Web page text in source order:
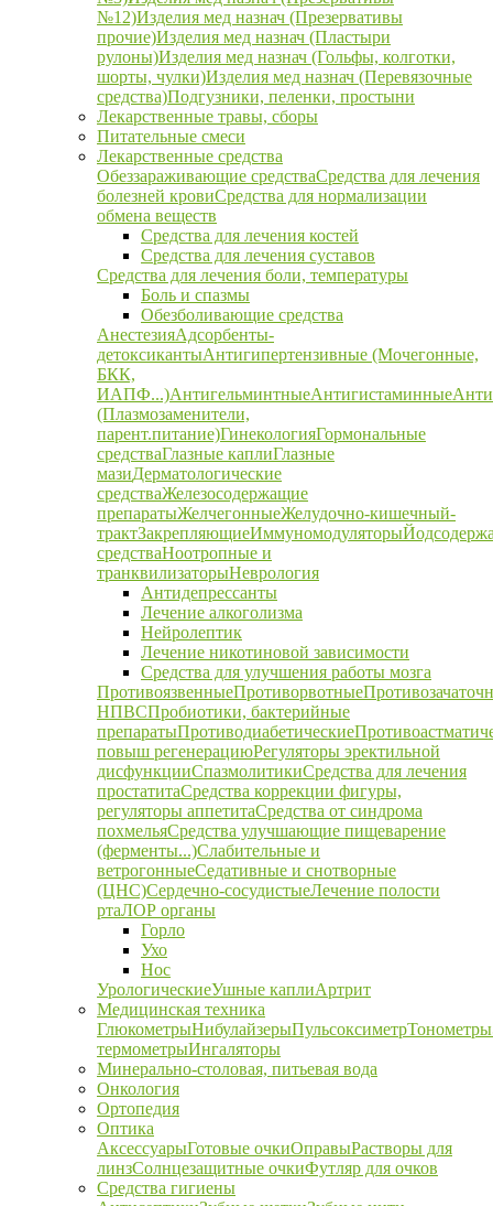
№12)Изделия мед назнач (Презервативы
прочие)Изделия мед назнач (Пластыри
рулоны)Изделия мед назнач (Гольфы, колготки,
шорты, чулки)Изделия мед назнач (Перевязочные
средства)Подгузники, пеленки, простыни
Лекарственные травы, сборы
Питательные смеси
Лекарственные средства
Обеззараживающие средстваСредства для лечения
болезней кровиСредства для нормализации
обмена веществ
Средства для лечения костей
Средства для лечения суставов
Средства для лечения боли, температуры
Боль и спазмы
Обезболивающие средства
АнестезияАдсорбенты-
детоксикантыАнтигипертензивные (Мочегонные,
БКК,
ИАПФ...)АнтигельминтныеАнтигистаминные
(Плазмозаменители,
парент.питание)ГинекологияГормональные
средстваГлазные каплиГлазные
мазиДерматологические
средстваЖелезосодержащие
препаратыЖелчегонныеЖелудочно-кишечный-
трактЗакрепляющиеИммуномодуляторы
средстваНоотропные и
транквилизаторыНеврология
Антидепрессанты
Лечение алкоголизма
Нейролептик
Лечение никотиновой зависимости
Средства для улучшения работы мозга
ПротивоязвенныеПротиворвотные
НПВСПробиотики, бактерийные
препаратыПротиводиабетические
повыш регенерациюРегуляторы эректильной
дисфункцииСпазмолитикиСредства для лечения
простатитаСредства коррекции фигуры,
регуляторы аппетитаСредства от синдрома
похмельяСредства улучшающие пищеварение
(ферменты...)Слабительные и
ветрогонныеСедативные и снотворные
(ЦНС)Сердечно-сосудистыеЛечение полости
ртаЛОР органы
Горло
Ухо
Нос
УрологическиеУшные каплиАртрит
Медицинская техника
ГлюкометрыНибулайзерыПульсоксиметрТонометры
термометрыИнгаляторы
Минерально-столовая, питьевая вода
Онкология
Ортопедия
Оптика
АксессуарыГотовые очкиОправыРастворы для
линзСолнцезащитные очкиФутляр для очков
Средства гигиены